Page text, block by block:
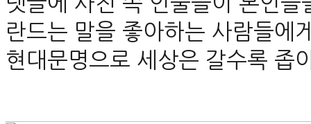
란드는 말을 좋아하는 사람들에
현대문명으로 세상은 갈수록 좁